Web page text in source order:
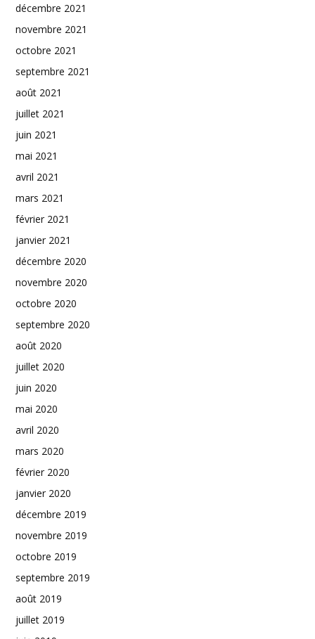
décembre 2021
novembre 2021
octobre 2021
septembre 2021
août 2021
juillet 2021
juin 2021
mai 2021
avril 2021
mars 2021
février 2021
janvier 2021
décembre 2020
novembre 2020
octobre 2020
septembre 2020
août 2020
juillet 2020
juin 2020
mai 2020
avril 2020
mars 2020
février 2020
janvier 2020
décembre 2019
novembre 2019
octobre 2019
septembre 2019
août 2019
juillet 2019